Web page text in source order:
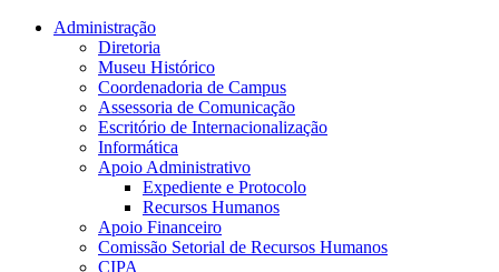
Conteúdo principal Menu principal
Administração
Diretoria
Museu Histórico
Coordenadoria de Campus
Assessoria de Comunicação
Escritório de Internacionalização
Informática
Apoio Administrativo
Expediente e Protocolo
Recursos Humanos
Apoio Financeiro
Comissão Setorial de Recursos Humanos
CIPA